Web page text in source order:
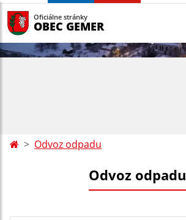
Oficiálne stránky
OBEC GEMER
Odvoz odpadu
Odvoz odpadu